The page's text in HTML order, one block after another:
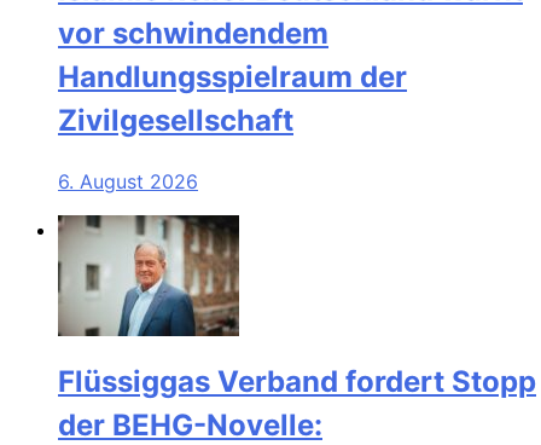
vor schwindendem
Handlungsspielraum der
Zivilgesellschaft
6. August 2026
Flüssiggas Verband fordert Stopp
der BEHG-Novelle: